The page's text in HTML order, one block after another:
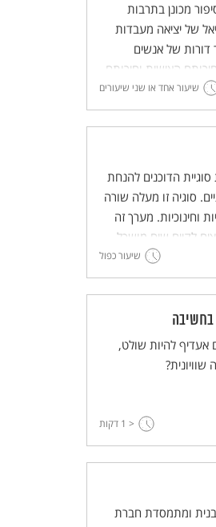
מכונן בתרבות
של יציאה מעבדות
דורות של אנשים
האישית וחירותם
סיפור לאומי, סיפור
– חירות האדם
בעלי הכוח
יפגשו התלמידים
מצרים, שהדיון בהם
עם ערך החירות לכל
המודעות
על זולתו.
שיעור אחד או שני שיעורים
הדוכנים להנחת
סוגיה זו מעלה שורה
וחינוכיות. מערך זה
לקיים שיח מושכל
מבקש ללבן את
מדת" כזכויות יסוד,
הממלכתי ושל יהדות
שיעור כפול
אעדיף להיות שולט,
< 1 דקות
ומתמסדת חברת